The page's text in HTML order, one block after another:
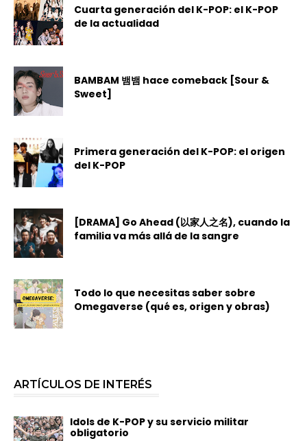
Cuarta generación del K-POP: el K-POP
de la actualidad
BAMBAM 뱀뱀 hace comeback [Sour &
Sweet]
Primera generación del K-POP: el origen
del K-POP
[DRAMA] Go Ahead (以家人之名), cuando la
familia va más allá de la sangre
Todo lo que necesitas saber sobre
Omegaverse (qué es, origen y obras)
ARTÍCULOS DE INTERÉS
Idols de K-POP y su servicio militar
obligatorio